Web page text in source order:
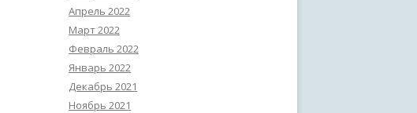
Апрель 2022
Март 2022
Февраль 2022
Январь 2022
Декабрь 2021
Ноябрь 2021